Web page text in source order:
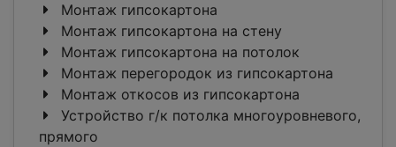
Монтаж гипсокартона
Монтаж гипсокартона на стену
Монтаж гипсокартона на потолок
Монтаж перегородок из гипсокартона
Монтаж откосов из гипсокартона
Устройство г/к потолка многоуровневого,
прямого